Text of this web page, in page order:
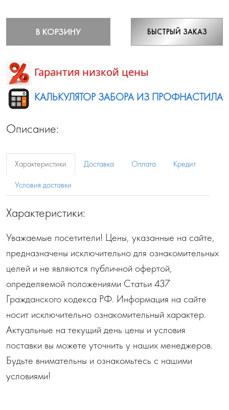
В КОРЗИНУ БЫСТРЫЙ ЗАКАЗ
Гарантия низкой цены
КАЛЬКУЛЯТОР ЗАБОРА ИЗ ПРОФНАСТИЛА
Описание:
Характеристики Доставка Оплата
Кредит
Условия доставки
Характеристики:
Уважаемые посетители! Цены, указанные на сайте,
предназначены исключительно для ознакомительных
целей и не являются публичной офертой,
определяемой положениями Статьи 437
Гражданского кодекса РФ. Информация на сайте
носит исключительно ознакомительный характер.
Актуальные на текущий день цены и условия
поставки вы можете уточнить у наших менеджеров.
Будьте внимательны и ознакомьтесь с нашими
условиями!